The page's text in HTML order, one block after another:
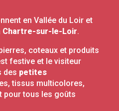
en Vallée du Loir et
Chartre-sur-le-Loir.
coteaux et produits
festive et le visiteur
des petites
tissus multicolores,
pour tous les goûts